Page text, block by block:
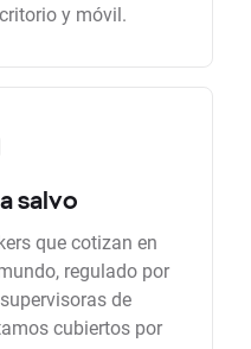
y móvil.
salvo
que cotizan en
regulado por
de
cubiertos por